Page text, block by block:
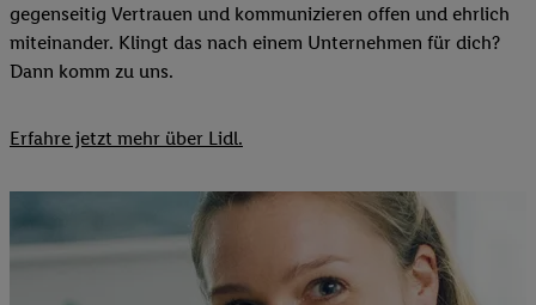
gegenseitig Vertrauen und kommunizieren offen und ehrlich
miteinander. Klingt das nach einem Unternehmen für dich?
Dann komm zu uns.​
Erfahre jetzt mehr über Lidl.